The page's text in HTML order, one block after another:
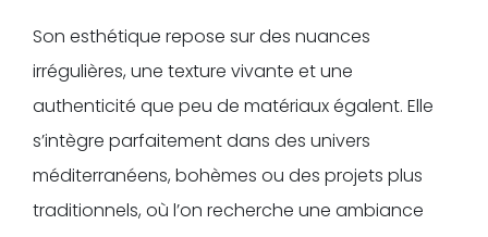
Son esthétique repose sur des nuances
irrégulières, une texture vivante et une
authenticité que peu de matériaux égalent. Elle
s’intègre parfaitement dans des univers
méditerranéens, bohèmes ou des projets plus
traditionnels, où l’on recherche une ambiance